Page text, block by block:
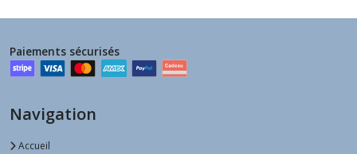
Paiements sécurisés
Navigation
Accueil